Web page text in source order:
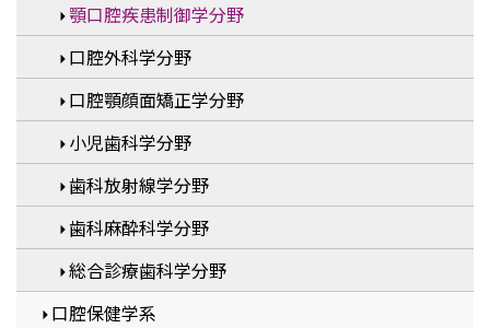
顎口腔疾患制御学分野
口腔外科学分野
口腔顎顔面矯正学分野
小児歯科学分野
歯科放射線学分野
歯科麻酔科学分野
総合診療歯科学分野
口腔保健学系